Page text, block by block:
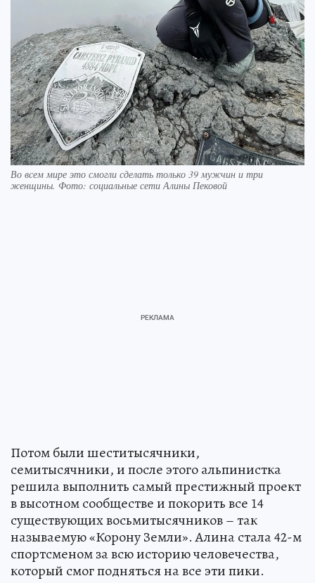
Во всем мире это смогли сделать только 39 мужчин и три
женщины. Фото: социальные сети Алины Пековой
Потом были шеститысячники,
семитысячники, и после этого альпинистка
решила выполнить самый престижный проект
в высотном сообществе и покорить все 14
существующих восьмитысячников – так
называемую «Корону Земли». Алина стала 42-м
спортсменом за всю историю человечества,
который смог подняться на все эти пики.